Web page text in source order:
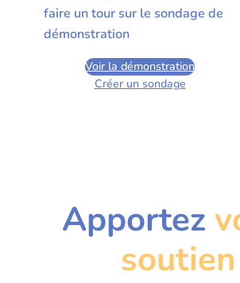
faire un tour sur le sondage de
démonstration
Voir la démonstration
Créer un sondage
Apportez
soutien